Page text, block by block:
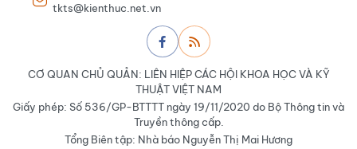
tkts@kienthuc.net.vn
CƠ QUAN CHỦ QUẢN: LIÊN HIỆP CÁC HỘI KHOA HỌC VÀ KỸ
THUẬT VIỆT NAM
Giấy phép: Số 536/GP-BTTTT ngày 19/11/2020 do Bộ Thông tin và
Truyền thông cấp.
Tổng Biên tập: Nhà báo Nguyễn Thị Mai Hương